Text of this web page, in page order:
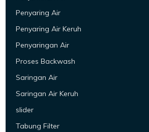
Penyaring Air
Penyaring Air Keruh
Penyaringan Air
Proses Backwash
Saringan Air
Saringan Air Keruh
slider
Tabung Filter